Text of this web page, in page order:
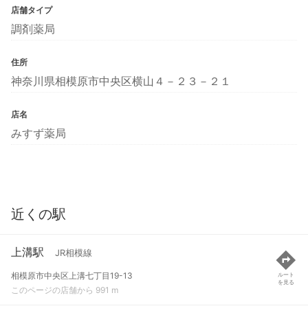
店舗タイプ
調剤薬局
住所
神奈川県相模原市中央区横山４－２３－２１
店名
みすず薬局
近くの駅
上溝駅 JR相模線
相模原市中央区上溝七丁目19-13
このページの店舗から 991 m
ルート
を見る